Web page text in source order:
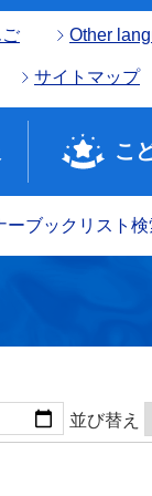
Other
サイトマップ
こ
ーブックリスト検
並び替え